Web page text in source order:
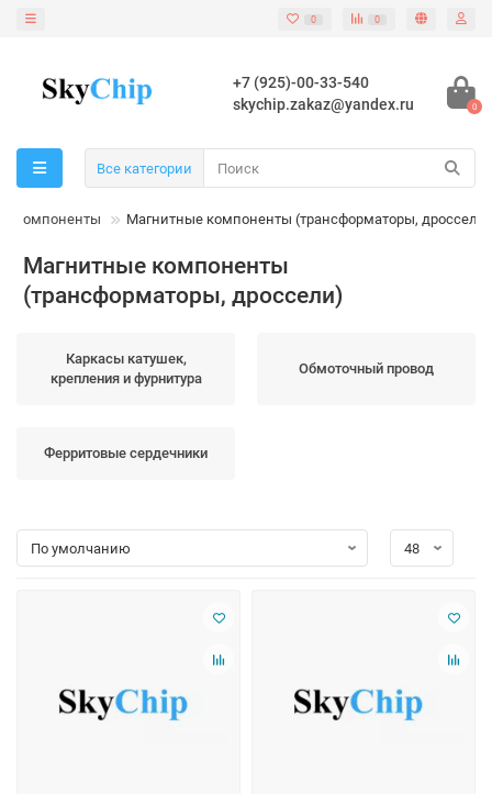
0 0
+7 (925)-00-33-540
skychip.zakaz@yandex.ru
0
Все категории
компоненты Магнитные компоненты (трансформаторы, дроссели)
Магнитные компоненты
(трансформаторы, дроссели)
Каркасы катушек,
крепления и фурнитура
Обмоточный провод
Ферритовые сердечники